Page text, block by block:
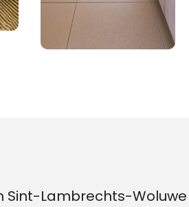
Sint-Lambrechts-Woluwe